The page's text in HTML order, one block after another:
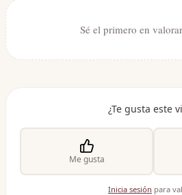
Sé el primero en
¿Te gusta este
Me gusta
Inicia sesión para